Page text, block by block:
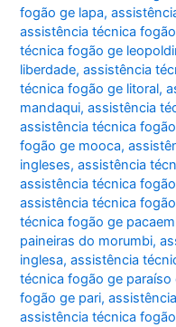
fogão ge lapa,
assistência técnica
técnica fogão ge
liberdade,assistência
técnica fogão ge litoral,
mandaqui,assistência
assistência técnica
fogão ge mooca,
ingleses,assistência
assistência técnica
assistência técnica
técnica fogão ge
paineiras do morumbi,
inglesa,assistência
técnica fogão ge
fogão ge pari,
assistência técnica